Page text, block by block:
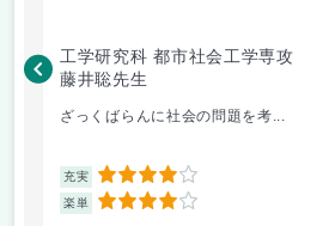
工学研究科 都市社会工学専攻
藤井聡先生
ざっくばらんに社会の問題を考...
充実 4
楽単 4